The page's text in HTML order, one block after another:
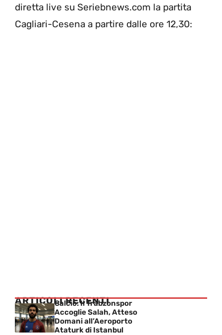
diretta live su Seriebnews.com la partita
Cagliari-Cesena a partire dalle ore 12,30:
ARTICOLI RECENTI
Calcio: Il Trabzonspor
Accoglie Salah, Atteso
Domani all’Aeroporto
Ataturk di Istanbul